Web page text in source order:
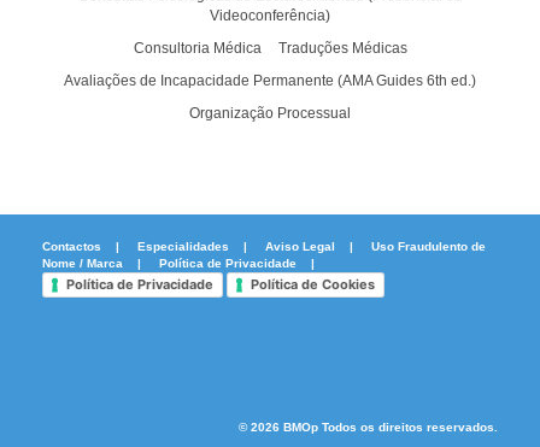
Videoconferência)
Consultoria Médica
Traduções Médicas
Avaliações de Incapacidade Permanente (AMA Guides 6th ed.)
Organização Processual
Contactos | Especialidades | Aviso Legal | Uso Fraudulento de
Nome / Marca | Política de Privacidade |
Política de Privacidade Política de Cookies
© 2026 BMOp Todos os direitos reservados.